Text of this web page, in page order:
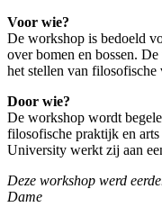
Voor wie?
De workshop is bedoeld
over bomen en bossen.
het stellen van
Door wie?
De workshop wordt
filosofische praktijk en
University werkt zij aan
Deze workshop werd
Dame